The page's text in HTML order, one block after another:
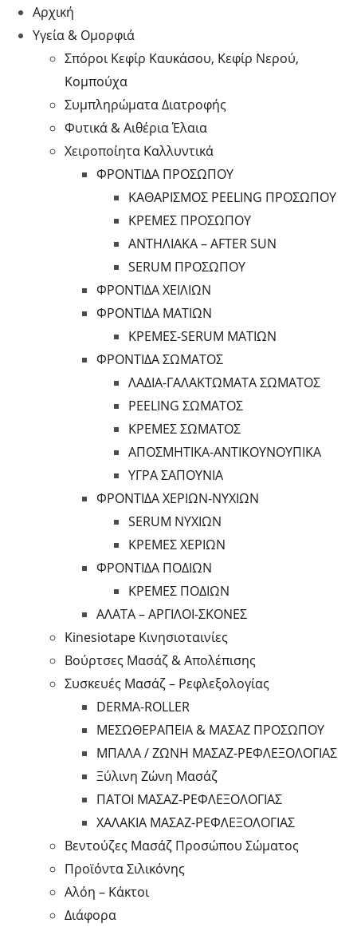
Αρχική
Υγεία & Ομορφιά
Σπόροι Κεφίρ Καυκάσου, Κεφίρ Νερού,
Κομπούχα
Συμπληρώματα Διατροφής
Φυτικά & Αιθέρια Έλαια
Χειροποίητα Καλλυντικά
ΦΡΟΝΤΙΔΑ ΠΡΟΣΩΠΟΥ
ΚΑΘΑΡΙΣΜΟΣ PEELING ΠΡΟΣΩΠΟΥ
ΚΡΕΜΕΣ ΠΡΟΣΩΠΟΥ
ΑΝΤΗΛΙΑΚΑ – AFTER SUN
SERUM ΠΡΟΣΩΠΟΥ
ΦΡΟΝΤΙΔΑ ΧΕΙΛΙΩΝ
ΦΡΟΝΤΙΔΑ ΜΑΤΙΩΝ
ΚΡΕΜΕΣ-SERUM ΜΑΤΙΩΝ
ΦΡΟΝΤΙΔΑ ΣΩΜΑΤΟΣ
ΛΑΔΙΑ-ΓΑΛΑΚΤΩΜΑΤΑ ΣΩΜΑΤΟΣ
PEELING ΣΩΜΑΤΟΣ
ΚΡΕΜΕΣ ΣΩΜΑΤΟΣ
ΑΠΟΣΜΗΤΙΚΑ-ΑΝΤΙΚΟΥΝΟΥΠΙΚΑ
ΥΓΡΑ ΣΑΠΟΥΝΙΑ
ΦΡΟΝΤΙΔΑ ΧΕΡΙΩΝ-ΝΥΧΙΩΝ
SERUM ΝΥΧΙΩΝ
ΚΡΕΜΕΣ ΧΕΡΙΩΝ
ΦΡΟΝΤΙΔΑ ΠΟΔΙΩΝ
ΚΡΕΜΕΣ ΠΟΔΙΩΝ
ΑΛΑΤΑ – ΑΡΓΙΛΟΙ-ΣΚΟΝΕΣ
Kinesiotape Κινησιοταινίες
Βούρτσες Μασάζ & Απολέπισης
Συσκευές Μασάζ – Ρεφλεξολογίας
DERMA-ROLLER
ΜΕΣΩΘΕΡΑΠΕΙΑ & ΜΑΣΑΖ ΠΡΟΣΩΠΟΥ
ΜΠΑΛΑ / ΖΩΝΗ ΜΑΣΑΖ-ΡΕΦΛΕΞΟΛΟΓΙΑΣ
Ξύλινη Ζώνη Μασάζ
ΠΑΤΟΙ ΜΑΣΑΖ-ΡΕΦΛΕΞΟΛΟΓΙΑΣ
ΧΑΛΑΚΙΑ ΜΑΣΑΖ-ΡΕΦΛΕΞΟΛΟΓΙΑΣ
Βεντούζες Μασάζ Προσώπου Σώματος
Προϊόντα Σιλικόνης
Αλόη – Κάκτοι
Διάφορα